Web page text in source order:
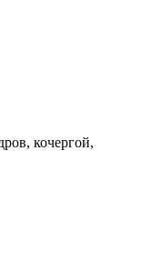
кочергой,